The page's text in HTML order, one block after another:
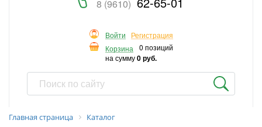
8 (9610)
Войти
Регистрация
Корзина
0 позиций
на сумму0 руб.
Главная страница
Каталог